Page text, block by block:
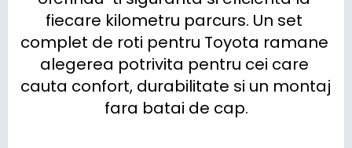
fiecare kilometru parcurs. Un set
complet de roti pentru Toyota ramane
alegerea potrivita pentru cei care
cauta confort, durabilitate si un montaj
fara batai de cap.